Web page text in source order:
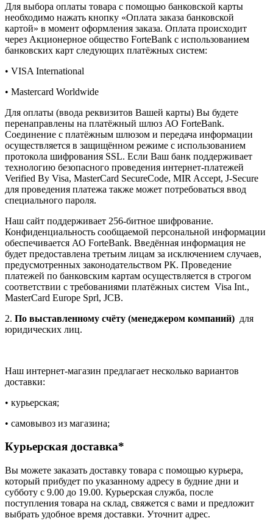
Для выбора оплаты товара с помощью банковской карты
необходимо нажать кнопку «Оплата заказа банковской
картой» в момент оформления заказа. Оплата происходит
через Акционерное общество ForteBank с использованием
банковских карт следующих платёжных систем:
• VISA International
• Mastercard Worldwide
Для оплаты (ввода реквизитов Вашей карты) Вы будете
перенаправлены на платёжный шлюз АО ForteBank.
Соединение с платёжным шлюзом и передача информации
осуществляется в защищённом режиме с использованием
протокола шифрования SSL. Если Ваш банк поддерживает
технологию безопасного проведения интернет-платежей
Verified By Visa, MasterCard SecureCode, MIR Accept, J-Secure
для проведения платежа также может потребоваться ввод
специального пароля.
Наш сайт поддерживает 256-битное шифрование.
Конфиденциальность сообщаемой персональной информации
обеспечивается АО ForteBank. Введённая информация не
будет предоставлена третьим лицам за исключением случаев,
предусмотренных законодательством РК. Проведение
платежей по банковским картам осуществляется в строгом
соответствии с требованиями платёжных систем Visa Int.,
MasterCard Europe Sprl, JCB.
2. По выставленному счёту (менеджером компаний) для
юридических лиц.
Наш интернет-магазин предлагает несколько вариантов
доставки:
• курьерская;
• самовывоз из магазина;
Курьерская доставка*
Вы можете заказать доставку товара с помощью курьера,
который прибудет по указанному адресу в будние дни и
субботу с 9.00 до 19.00. Курьерская служба, после
поступления товара на склад, свяжется с вами и предложит
выбрать удобное время доставки. Уточнит адрес.